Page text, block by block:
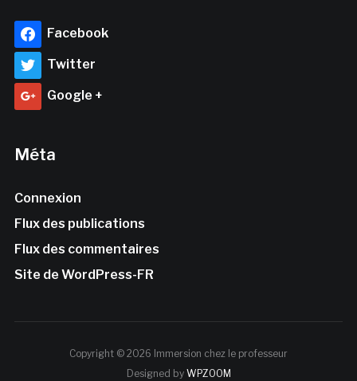
Facebook
Twitter
Google +
Méta
Connexion
Flux des publications
Flux des commentaires
Site de WordPress-FR
Copyright © 2026 Immersion chez le professeur
Designed by WPZOOM